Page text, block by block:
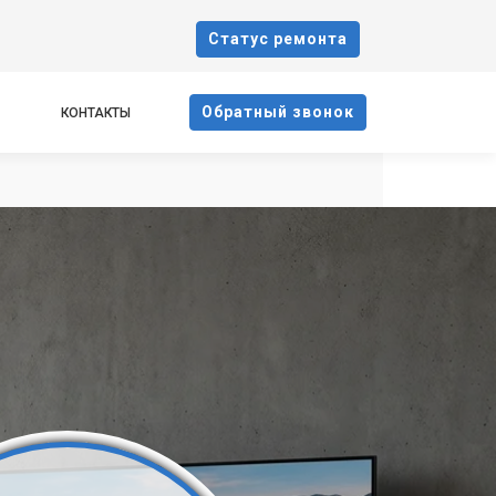
Cтатус ремонта
КОНТАКТЫ Oбратный звонок